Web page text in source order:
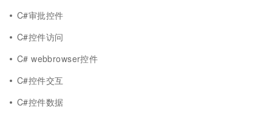
C#审批控件
C#控件访问
C# webbrowser控件
C#控件交互
C#控件数据